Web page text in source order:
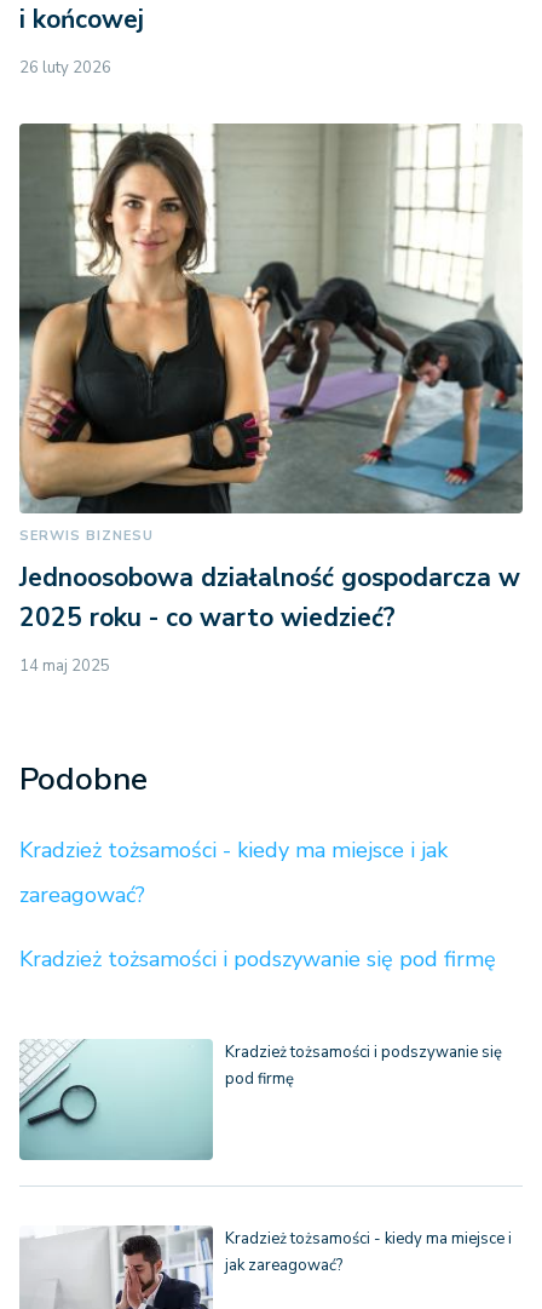
i końcowej
26 luty 2026
SERWIS BIZNESU
Jednoosobowa działalność gospodarcza w
2025 roku - co warto wiedzieć?
14 maj 2025
Podobne
Kradzież tożsamości - kiedy ma miejsce i jak
zareagować?
Kradzież tożsamości i podszywanie się pod firmę
Kradzież tożsamości i podszywanie się
pod firmę
Kradzież tożsamości - kiedy ma miejsce i
jak zareagować?